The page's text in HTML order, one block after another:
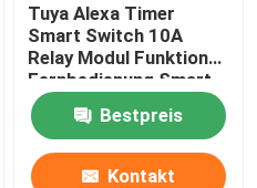
Tuya Alexa Timer
Smart Switch 10A
Relay Modul Funktion
Fernbedienung Smart
Switch Unterstützung
von Google Alexa
Sprachsteuerung
einfache Installation
Bestpreis
Kontakt